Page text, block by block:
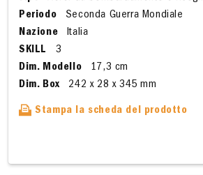
Periodo
Seconda Guerra Mondiale
Nazione
Italia
SKILL
3
Dim. Modello
17,3 cm
Dim. Box
242 x 28 x 345 mm
Stampa la scheda del prodotto